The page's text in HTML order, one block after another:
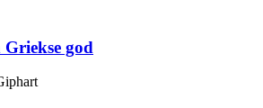
Griekse god